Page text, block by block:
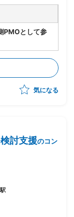
PMOとして参
ンの策定
気になる
討支援のコン